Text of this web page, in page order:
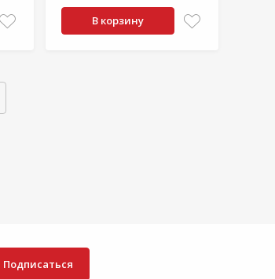
В корзину
Подписаться